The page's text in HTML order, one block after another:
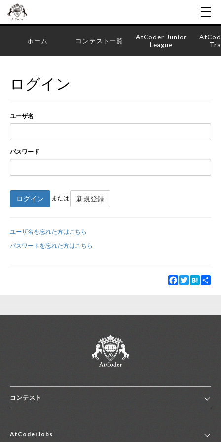
新規登録
ホーム コンテスト一覧
AtCoder Junior
League
ログイン
ユーザ名
パスワード
ログイン または 新規登録
ユーザ名を忘れた方はこちら
パスワードを忘れた方はこちら
Facebook
TwitterHatena
コンテスト
コンテスト一覧
AtCoderJobs